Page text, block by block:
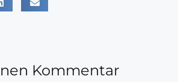
Kommentar